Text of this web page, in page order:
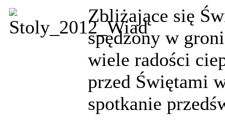
Zbliżające się
spędzony w
wiele radości
przed Świętami
spotkanie